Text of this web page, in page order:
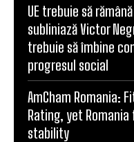
UE trebuie să
subliniază Victor
trebuie să îmbine
progresul social
AmCham Romania:
Rating, yet
stability